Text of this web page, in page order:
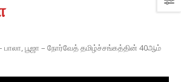
பாலா, பூஜா – நோர்வேத் தமிழ்ச்சங்கத்தின் 40ஆம்